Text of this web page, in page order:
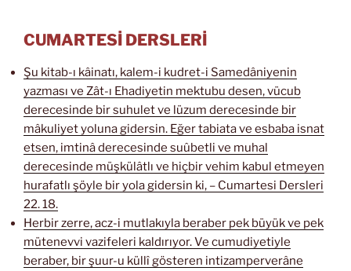
CUMARTESİ DERSLERİ
Şu kitab-ı kâinatı, kalem-i kudret-i Samedâniyenin
yazması ve Zât-ı Ehadiyetin mektubu desen, vücub
derecesinde bir suhulet ve lüzum derecesinde bir
mâkuliyet yoluna gidersin. Eğer tabiata ve esbaba isnat
etsen, imtinâ derecesinde suûbetli ve muhal
derecesinde müşkülâtlı ve hiçbir vehim kabul etmeyen
hurafatlı şöyle bir yola gidersin ki, – Cumartesi Dersleri
22. 18.
Herbir zerre, acz-i mutlakıyla beraber pek büyük ve pek
mütenevvi vazifeleri kaldırıyor. Ve cumudiyetiyle
beraber, bir şuur-u küllî gösteren intizamperverâne